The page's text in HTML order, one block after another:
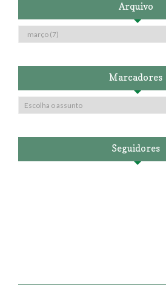
Arquivo
Marcadores
Seguidores